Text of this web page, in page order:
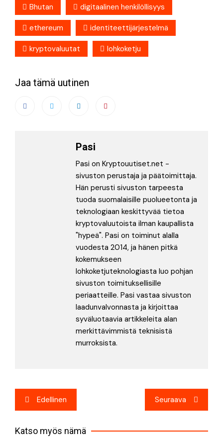
Bhutan digitaalinen henkilöllisyys
ethereum identiteettijärjestelmä
kryptovaluutat lohkoketju
Jaa tämä uutinen
Pasi
Pasi on Kryptouutiset.net -
sivuston perustaja ja päätoimittaja.
Hän perusti sivuston tarpeesta
tuoda suomalaisille puolueetonta ja
teknologiaan keskittyvää tietoa
kryptovaluutoista ilman kaupallista
"hypeä". Pasi on toiminut alalla
vuodesta 2014, ja hänen pitkä
kokemukseen
lohkoketjuteknologiasta luo pohjan
sivuston toimituksellisille
periaatteille. Pasi vastaa sivuston
laadunvalvonnasta ja kirjoittaa
syväluotaavia artikkeleita alan
merkittävimmistä teknisistä
murroksista.
Artikkelien
selaus
Edellinen Seuraava
Katso myös nämä